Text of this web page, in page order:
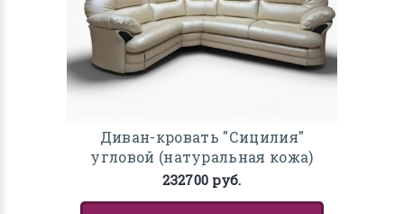
Диван-кровать "Сицилия"
угловой (натуральная кожа)
232700 руб.